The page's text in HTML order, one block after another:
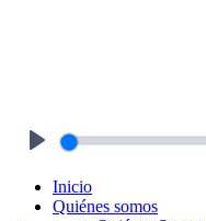
Inicio
Quiénes somos